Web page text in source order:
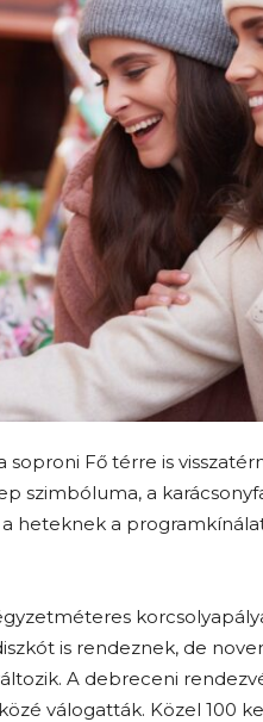
Fő térre is
szimbóluma, a
heteknek a
is rendeznek, de
A debreceni
válogatták. Közel 100